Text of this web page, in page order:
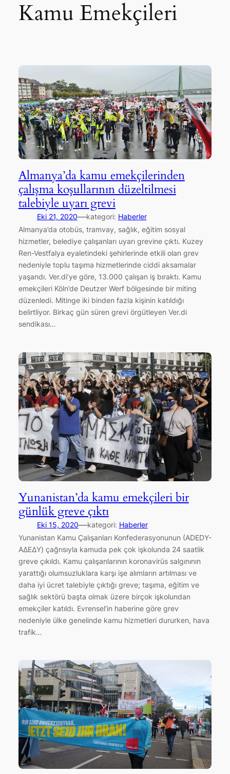
Kamu Emekçileri
Almanya’da kamu emekçilerinden
çalışma koşullarının düzeltilmesi
talebiyle uyarı grevi
Eki 21, 2020—kategori: Haberler
Almanya’da otobüs, tramvay, sağlık, eğitim sosyal
hizmetler, belediye çalışanları uyarı grevine çıktı. Kuzey
Ren-Vestfalya eyaletindeki şehirlerinde etkili olan grev
nedeniyle toplu taşıma hizmetlerinde ciddi aksamalar
yaşandı. Ver.di’ye göre, 13.000 çalışan iş bıraktı. Kamu
emekçileri Köln’de Deutzer Werf bölgesinde bir miting
düzenledi. Mitinge iki binden fazla kişinin katıldığı
belirtliyor. Birkaç gün süren grevi örgütleyen Ver.di
sendikası…
Yunanistan’da kamu emekçileri bir
günlük greve çıktı
Eki 15, 2020—kategori: Haberler
Yunanistan Kamu Çalışanları Konfederasyonunun (ADEDY-
ΑΔΕΔΥ) çağrısıyla kamuda pek çok işkolunda 24 saatlik
greve çıkıldı. Kamu çalışanlarının koronavirüs salgınının
yarattığı olumsuzluklara karşı işe alımların artılması ve
daha iyi ücret talebiyle çıktığı greve; taşıma, eğitim ve
sağlık sektörü başta olmak üzere birçok işkolundan
emekçiler katıldı. Evrensel’in haberine göre grev
nedeniyle ülke genelinde kamu hizmetleri dururken, hava
trafik…